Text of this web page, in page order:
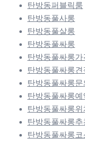
탄방동퍼블릭룸
탄방동풀사롱
탄방동풀살롱
탄방동풀싸롱
탄방동풀싸롱가
탄방동풀싸롱견
탄방동풀싸롱문
탄방동풀싸롱예
탄방동풀싸롱위
탄방동풀싸롱추
탄방동풀싸롱코